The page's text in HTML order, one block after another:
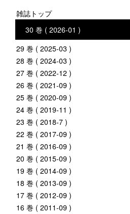
雑誌トップ
30 巻 ( 2026-01 )
29 巻 ( 2025-03 )
28 巻 ( 2024-03 )
27 巻 ( 2022-12 )
26 巻 ( 2021-09 )
25 巻 ( 2020-09 )
24 巻 ( 2019-11 )
23 巻 ( 2018-7 )
22 巻 ( 2017-09 )
21 巻 ( 2016-09 )
20 巻 ( 2015-09 )
19 巻 ( 2014-09 )
18 巻 ( 2013-09 )
17 巻 ( 2012-09 )
16 巻 ( 2011-09 )